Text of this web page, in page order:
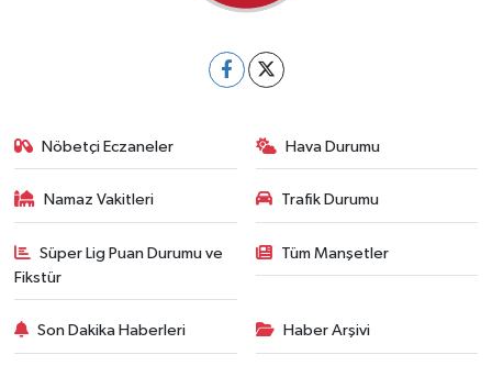
Nöbetçi Eczaneler Hava Durumu
Namaz Vakitleri Trafik Durumu
Süper Lig Puan Durumu ve
Fikstür
Tüm Manşetler
Son Dakika Haberleri Haber Arşivi